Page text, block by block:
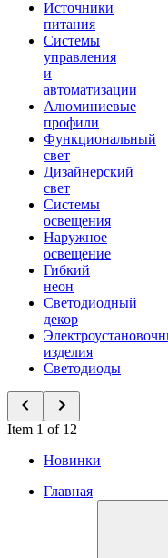
Источники
питания
Системы
управления
и
автоматизации
Алюминиевые
профили
Функциональный
свет
Дизайнерский
свет
Системы
освещения
Наружное
освещение
Гибкий
неон
Светодиодный
декор
изделия
Светодиоды
Item 1 of 12
Новинки
Главная